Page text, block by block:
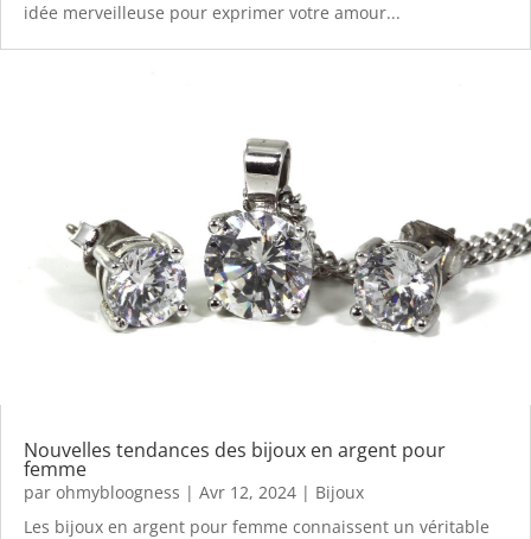
idée merveilleuse pour exprimer votre amour...
Nouvelles tendances des bijoux en argent pour
femme
par ohmybloogness | Avr 12, 2024 | Bijoux
Les bijoux en argent pour femme connaissent un véritable